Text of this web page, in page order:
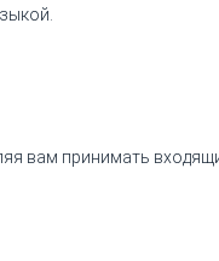
вам принимать